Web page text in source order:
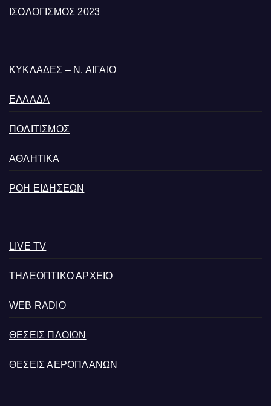
ΙΣΟΛΟΓΙΣΜΟΣ 2023
ΚΥΚΛΑΔΕΣ – Ν. ΑΙΓΑΙΟ
ΕΛΛΑΔΑ
ΠΟΛΙΤΙΣΜΟΣ
ΑΘΛΗΤΙΚΑ
ΡΟΗ ΕΙΔΗΣΕΩΝ
LIVE TV
ΤΗΛΕΟΠΤΙΚΟ ΑΡΧΕΙΟ
WEB RADIO
ΘΕΣΕΙΣ ΠΛΟΙΩΝ
ΘΕΣΕΙΣ ΑΕΡΟΠΛΑΝΩΝ